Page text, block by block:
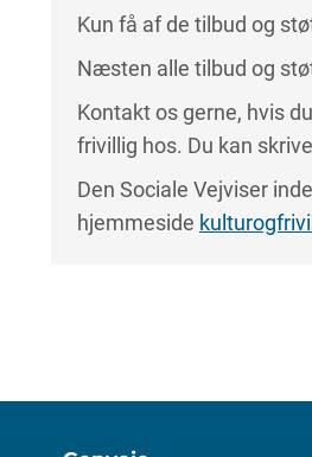
Kun få af de tilbud og
Næsten alle tilbud og
Kontakt os gerne, hvis
frivillig hos. Du kan
Den Sociale Vejviser
hjemmeside